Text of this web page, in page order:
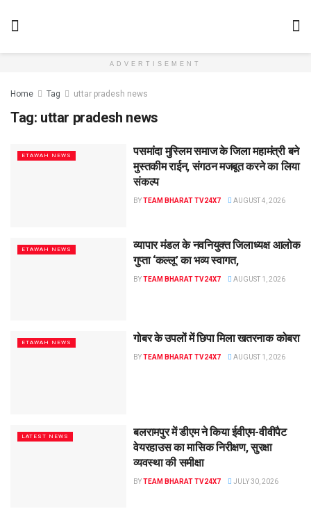
ADVERTISEMENT
Home Tag uttar pradesh news
Tag: uttar pradesh news
ETAWAH NEWS
पसमांदा मुस्लिम समाज के जिला महामंत्री बने
मुस्तकीम राईन, संगठन मजबूत करने का लिया
संकल्प
BYTEAM BHARAT TV24X7 AUGUST 4, 2026
ETAWAH NEWS
व्यापार मंडल के नवनियुक्त जिलाध्यक्ष आलोक
गुप्ता ‘कल्लू’ का भव्य स्वागत,
BYTEAM BHARAT TV24X7 AUGUST 1, 2026
ETAWAH NEWS गोबर के उपलों में छिपा मिला खतरनाक कोबरा
BYTEAM BHARAT TV24X7 AUGUST 1, 2026
LATEST NEWS
बलरामपुर में डीएम ने किया ईवीएम-वीवीपैट
वेयरहाउस का मासिक निरीक्षण, सुरक्षा
व्यवस्था की समीक्षा
BYTEAM BHARAT TV24X7 JULY 30, 2026